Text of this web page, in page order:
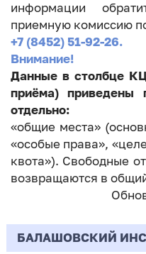
информации
приемную комиссию
+7 (8452) 51-92-26.
Внимание!
Данные в столбце
приёма) приведены
отдельно:
«общие места»
«особые права»,
квота»). Свободные
возвращаются в
БАЛАШОВСКИЙ